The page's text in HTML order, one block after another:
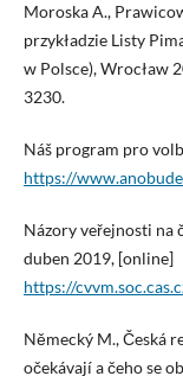
Moroska A.,
przykładzie Listy
w Polsce), Wrocław
3230.
Náš program pro
https://
Názory veřejnosti na
duben 2019, [online]
https://
Německý M., Česká
očekávají a čeho se